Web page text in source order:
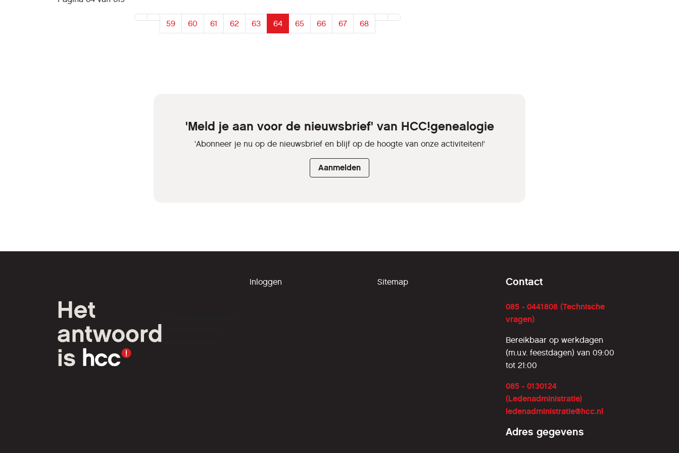
59 60 61 62 63 64 65 66 67 68
'Meld je aan voor de nieuwsbrief' van HCC!genealogie
'Abonneer je nu op de nieuwsbrief en blijf op de hoogte van onze activiteiten!'
Aanmelden
tech-liefhebbers.
Inloggen Sitemap Contact
085 - 0441808 (Technische
vragen)
Bereikbaar op werkdagen
(m.u.v. feestdagen) van 09:00
tot 21:00
085 - 0130124
(Ledenadministratie)
ledenadministratie@hcc.nl
Adres gegevens